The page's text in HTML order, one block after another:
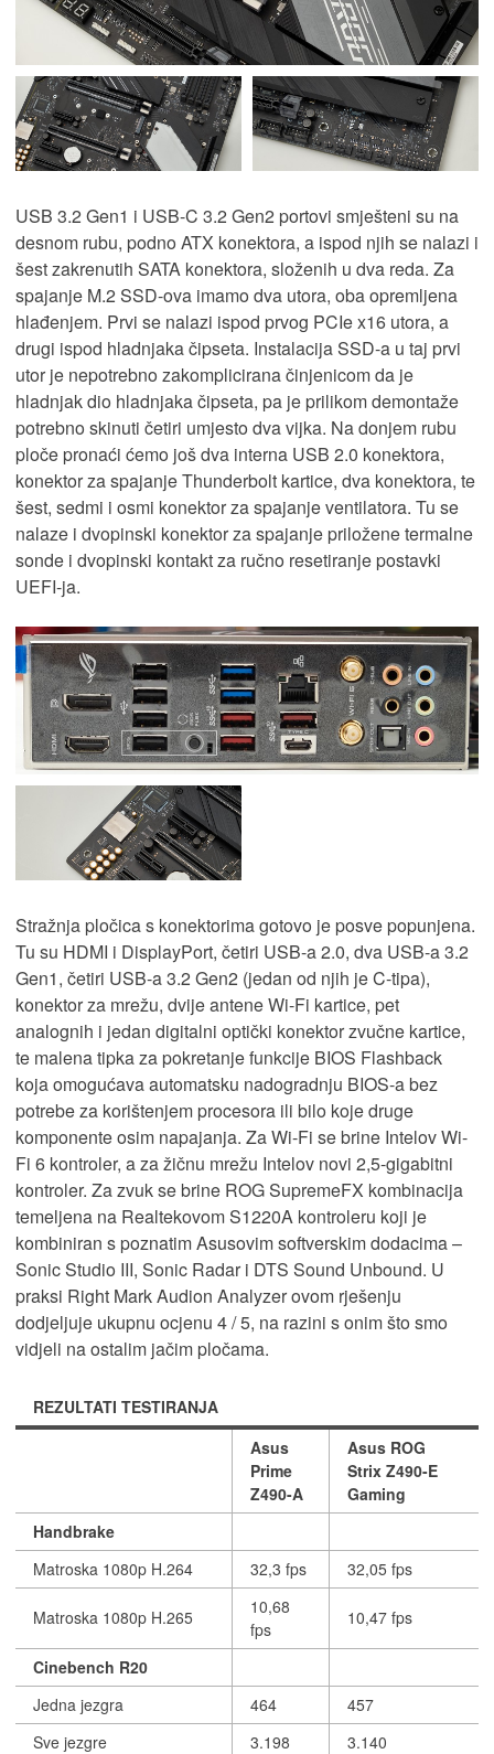
USB 3.2 Gen1 i USB-C 3.2 Gen2 portovi smješteni su na
desnom rubu, podno ATX konektora, a ispod njih se nalazi i
šest zakrenutih SATA konektora, složenih u dva reda. Za
spajanje M.2 SSD-ova imamo dva utora, oba opremljena
hlađenjem. Prvi se nalazi ispod prvog PCIe x16 utora, a
drugi ispod hladnjaka čipseta. Instalacija SSD-a u taj prvi
utor je nepotrebno zakomplicirana činjenicom da je
hladnjak dio hladnjaka čipseta, pa je prilikom demontaže
potrebno skinuti četiri umjesto dva vijka. Na donjem rubu
ploče pronaći ćemo još dva interna USB 2.0 konektora,
konektor za spajanje Thunderbolt kartice, dva konektora, te
šest, sedmi i osmi konektor za spajanje ventilatora. Tu se
nalaze i dvopinski konektor za spajanje priložene termalne
sonde i dvopinski kontakt za ručno resetiranje postavki
UEFI-ja.
Stražnja pločica s konektorima gotovo je posve popunjena.
Tu su HDMI i DisplayPort, četiri USB-a 2.0, dva USB-a 3.2
Gen1, četiri USB-a 3.2 Gen2 (jedan od njih je C-tipa),
konektor za mrežu, dvije antene Wi-Fi kartice, pet
analognih i jedan digitalni optički konektor zvučne kartice,
te malena tipka za pokretanje funkcije BIOS Flashback
koja omogućava automatsku nadogradnju BIOS-a bez
potrebe za korištenjem procesora ili bilo koje druge
komponente osim napajanja. Za Wi-Fi se brine Intelov Wi-
Fi 6 kontroler, a za žičnu mrežu Intelov novi 2,5-gigabitni
kontroler. Za zvuk se brine ROG SupremeFX kombinacija
temeljena na Realtekovom S1220A kontroleru koji je
kombiniran s poznatim Asusovim softverskim dodacima –
Sonic Studio III, Sonic Radar i DTS Sound Unbound. U
praksi Right Mark Audion Analyzer ovom rješenju
dodjeljuje ukupnu ocjenu 4 / 5, na razini s onim što smo
vidjeli na ostalim jačim pločama.
REZULTATI TESTIRANJA
Asus
Prime
Z490-A
Asus ROG
Strix Z490-E
Gaming
Handbrake
Matroska 1080p H.264
32,3 fps 32,05 fps
Matroska 1080p H.265
10,68
fps
10,47 fps
Cinebench R20
Jedna jezgra
464
457
Sve jezgre
3.198 3.140